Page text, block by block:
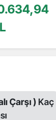
Çarşı ) Kaç